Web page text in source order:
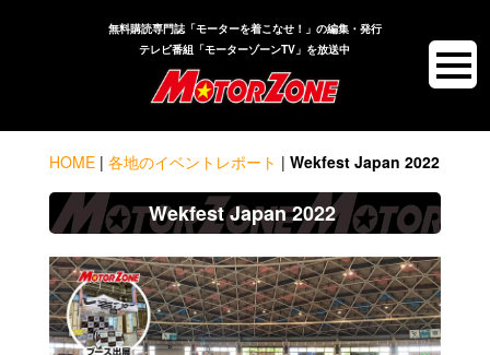
無料購読専門誌「モーターを着こなせ！」の編集・発行
テレビ番組「モーターゾーンTV」を放送中
HOME| 各地のイベントレポート | Wekfest Japan 2022
Wekfest Japan 2022